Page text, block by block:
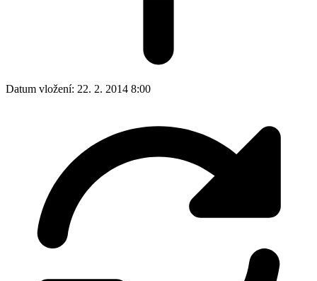
Datum vložení: 22. 2. 2014 8:00